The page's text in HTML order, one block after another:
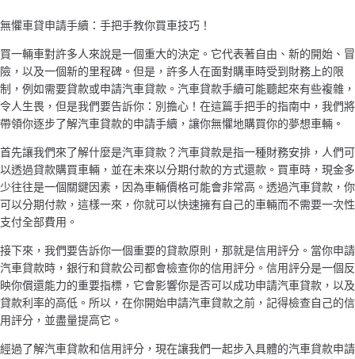
無懼車貸申請手續：手把手教你買車技巧！
買一輛車對許多人來說是一個重大的決定。它代表著自由、新的開始、冒
險，以及一個新的里程碑。但是，許多人在面對購車時受到財務上的限
制，例如需要貸款或申請汽車貸款。汽車貸款手續可能聽起來有些複雜，
令人生畏，但是我們要告訴你：別擔心！在這篇手把手的指南中，我們將
帶領你逐步了解汽車貸款的申請手續，讓你無懼地購買你的夢想車輛。
首先讓我們來了解什麼是汽車貸款？汽車貸款是指一種財務安排，人們可
以透過貸款購買車輛，並在未來以分期付款的方式還款。買車時，現金多
少往往是一個關鍵因素，因為車輛價格可能會非常高。透過汽車貸款，你
可以分期付款，這樣一來，你就可以快速擁有自己的車輛而不需要一次性
支付全部費用。
接下來，我們要告訴你一個重要的貸款原則，那就是信用評分。當你申請
汽車貸款時，銀行和貸款公司都會檢查你的信用評分。信用評分是一個反
映你償還能力的重要指標，它會影響你是否可以成功申請汽車貸款，以及
貸款利率的高低。所以，在你開始申請汽車貸款之前，記得檢查自己的信
用評分，並盡量提高它。
經過了解汽車貸款和信用評分，現在讓我們一起步入具體的汽車貸款申請